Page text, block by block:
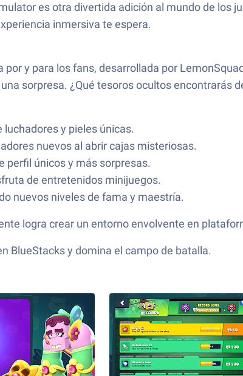
es otra divertida adición al mundo de los
inmersiva te espera.
y para los fans, desarrollada por
sorpresa. ¿Qué tesoros ocultos encontrarás
y pieles únicas.
nuevos al abrir cajas misteriosas.
perfil únicos y más sorpresas.
de entretenidos minijuegos.
nuevos niveles de fama y maestría.
logra crear un entorno envolvente en
BlueStacks y domina el campo de batalla.